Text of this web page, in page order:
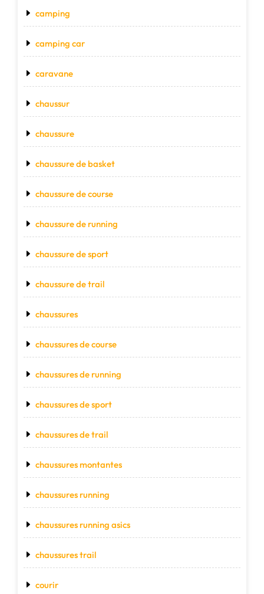
camping
camping car
caravane
chaussur
chaussure
chaussure de basket
chaussure de course
chaussure de running
chaussure de sport
chaussure de trail
chaussures
chaussures de course
chaussures de running
chaussures de sport
chaussures de trail
chaussures montantes
chaussures running
chaussures running asics
chaussures trail
courir